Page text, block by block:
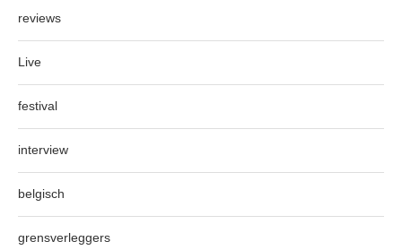
reviews
Live
festival
interview
belgisch
grensverleggers